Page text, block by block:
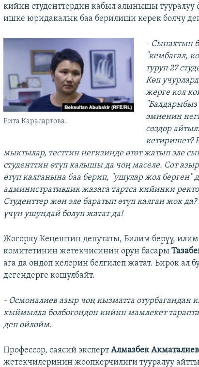
кийин студенттердин кабыл алынышы тууралуу
ишке юридакалык баа берилиши керек болчу
Рита Карасартова.
- Сынактын
"кембагал,
туруп 27
Көп
жерге кол
эмненин
сөздөр
кетиришет?
мыктылар, тесттин негизинде өтөт жатып эле
студенттин өтүп калышы да чоң маселе. Сот
өтүп калганына баа берип, "ушулар жол берген"
административдик жазага тартса кийинки
Студенттер жөн эле баратып өтүп калган жок
үчүн ушундай болуп жатат да!
Жогорку Кеңештин депутаты, Билим берүү,
комитетинин жетекчисинин орун басары
ага да ондоп келерин белгилеп жатат. Бирок ал
дегендерге кошулбайт.
- Осмоналиев азыр чоң кызматта отурбагандан
кыймылда болбогондон кийин мамлекет
деп ойлойм.
Профессор, саясий экспертАлмазбек Акматалиев
жетекчилеринин жоопкерчилиги тууралуу